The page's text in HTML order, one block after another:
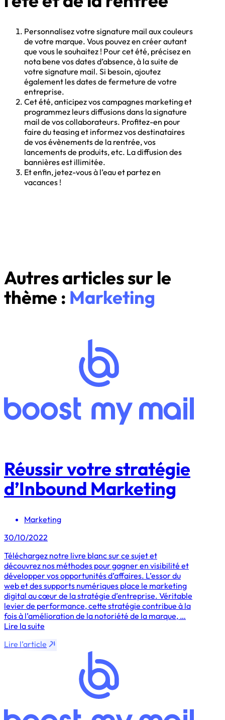
Personnalisez votre signature mail aux couleurs
de votre marque. Vous pouvez en créer autant
que vous le souhaitez ! Pour cet été, précisez en
nota bene vos dates d’absence, à la suite de
votre signature mail. Si besoin, ajoutez
également les dates de fermeture de votre
entreprise.
Cet été, anticipez vos campagnes marketing et
programmez leurs diffusions dans la signature
mail de vos collaborateurs. Profitez-en pour
faire du teasing et informez vos destinataires
de vos évènements de la rentrée, vos
lancements de produits, etc. La diffusion des
bannières est illimitée.
Et enfin, jetez-vous à l’eau et partez en
vacances !
Autres articles sur le
thème : Marketing
Réussir votre stratégie
d’Inbound Marketing
Marketing
30/10/2022
Téléchargez notre livre blanc sur ce sujet et
découvrez nos méthodes pour gagner en visibilité et
développer vos opportunités d’affaires. L’essor du
web et des supports numériques place le marketing
digital au cœur de la stratégie d’entreprise. Véritable
levier de performance, cette stratégie contribue à la
fois à l’amélioration de la notoriété de la marque, …
Lire la suite
Lire l’article